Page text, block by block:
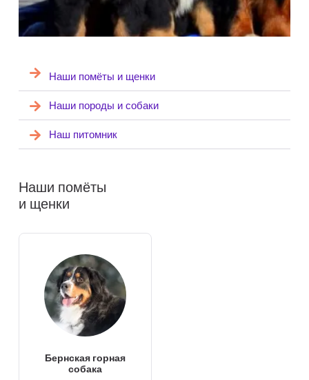
Наши помёты и щенки
Наши породы и собаки
Наш питомник
Наши помёты
и щенки
Бернская горная
собака